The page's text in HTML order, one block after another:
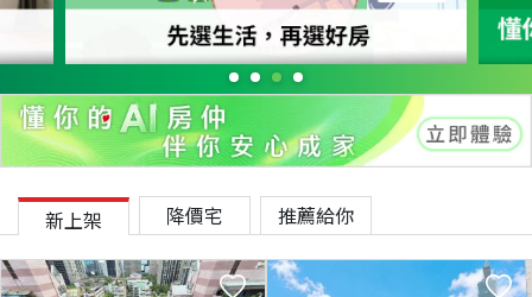
新上架 降價宅 推薦給你